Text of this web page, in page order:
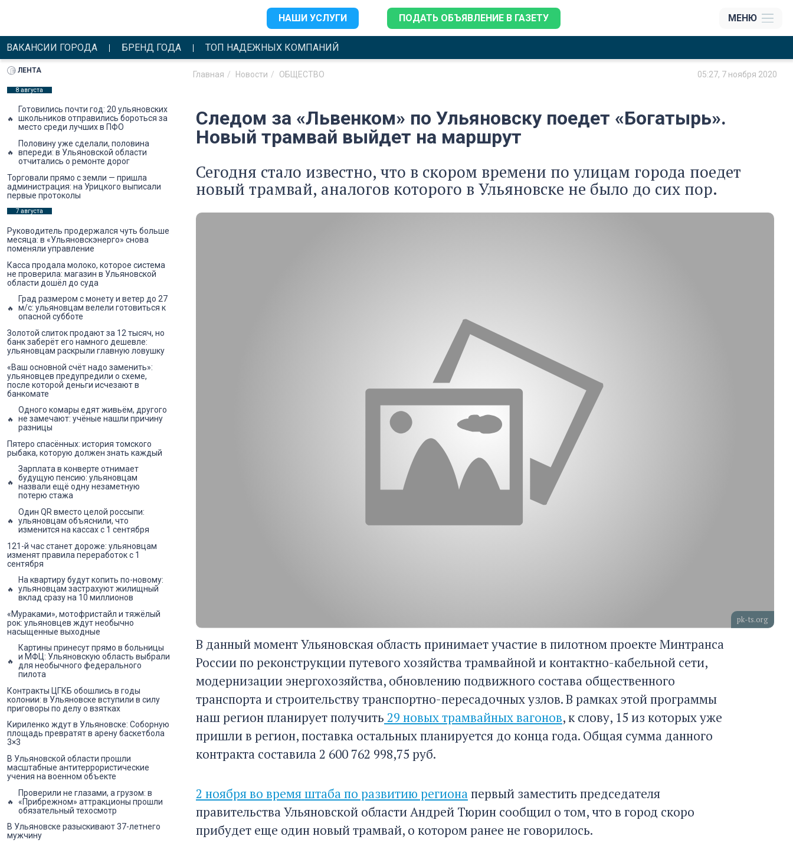
НАШИ УСЛУГИ ПОДАТЬ ОБЪЯВЛЕНИЕ В ГАЗЕТУ МЕНЮ
ВАКАНСИИ ГОРОДА БРЕНД ГОДА ТОП НАДЕЖНЫХ КОМПАНИЙ
Главная Новости ОБЩЕСТВО 05:27, 7 ноября 2020
Следом за «Львенком» по Ульяновску поедет «Богатырь».
Новый трамвай выйдет на маршрут
Сегодня стало известно, что в скором времени по улицам города поедет
новый трамвай, аналогов которого в Ульяновске не было до сих пор.
pk-ts.org
В данный момент Ульяновская область принимает участие в пилотном проекте Минтранса
России по реконструкции путевого хозяйства трамвайной и контактно-кабельной сети,
модернизации энергохозяйства, обновлению подвижного состава общественного
транспорта и строительству транспортно-пересадочных узлов. В рамках этой программы
наш регион планирует получить 29 новых трамвайных вагонов, к слову, 15 из которых уже
пришли в регион, поставка остальных планируется до конца года. Общая сумма данного
контракта составила 2 600 762 998,75 руб.
2 ноября во время штаба по развитию регионапервый заместить председателя
правительства Ульяновской области Андрей Тюрин сообщил о том, что в город скоро
прибудет еще один новый трамвай, о котором ранее не говорилось.
ЛЕНТА
8 августа
Готовились почти год: 20 ульяновских
школьников отправились бороться за
место среди лучших в ПФО
Половину уже сделали, половина
впереди: в Ульяновской области
отчитались о ремонте дорог
Торговали прямо с земли — пришла
администрация: на Урицкого выписали
первые протоколы
7 августа
Руководитель продержался чуть больше
месяца: в «Ульяновскэнерго» снова
поменяли управление
Касса продала молоко, которое система
не проверила: магазин в Ульяновской
области дошёл до суда
Град размером с монету и ветер до 27
м/с: ульяновцам велели готовиться к
опасной субботе
Золотой слиток продают за 12 тысяч, но
банк заберёт его намного дешевле:
ульяновцам раскрыли главную ловушку
«Ваш основной счёт надо заменить»:
ульяновцев предупредили о схеме,
после которой деньги исчезают в
банкомате
Одного комары едят живьём, другого
не замечают: учёные нашли причину
разницы
Пятеро спасённых: история томского
рыбака, которую должен знать каждый
Зарплата в конверте отнимает
будущую пенсию: ульяновцам
назвали ещё одну незаметную
потерю стажа
Один QR вместо целой россыпи:
ульяновцам объяснили, что
изменится на кассах с 1 сентября
121-й час станет дороже: ульяновцам
изменят правила переработок с 1
сентября
На квартиру будут копить по-новому:
ульяновцам застрахуют жилищный
вклад сразу на 10 миллионов
«Мураками», мотофристайл и тяжёлый
рок: ульяновцев ждут необычно
насыщенные выходные
Картины принесут прямо в больницы
и МФЦ: Ульяновскую область выбрали
для необычного федерального
пилота
Контракты ЦГКБ обошлись в годы
колонии: в Ульяновске вступили в силу
приговоры по делу о взятках
Кириленко ждут в Ульяновске: Соборную
площадь превратят в арену баскетбола
3×3
В Ульяновской области прошли
масштабные антитеррористические
учения на военном объекте
Проверили не глазами, а грузом: в
«Прибрежном» аттракционы прошли
обязательный техосмотр
В Ульяновске разыскивают 37-летнего
мужчину